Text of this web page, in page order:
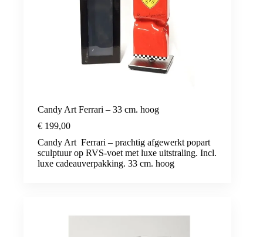
Candy Art Ferrari – 33 cm. hoog
€ 199,00
Candy Art Ferrari – prachtig afgewerkt popart
sculptuur op RVS-voet met luxe uitstraling. Incl.
luxe cadeauverpakking. 33 cm. hoog